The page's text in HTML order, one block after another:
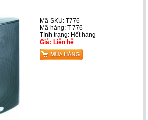
Mã SKU: T776
Mã hàng: T-776
Tình trạng: Hết hàng
Giá: Liên hệ